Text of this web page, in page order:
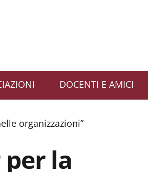
DOCENTI E AMICI
organizzazioni”
la